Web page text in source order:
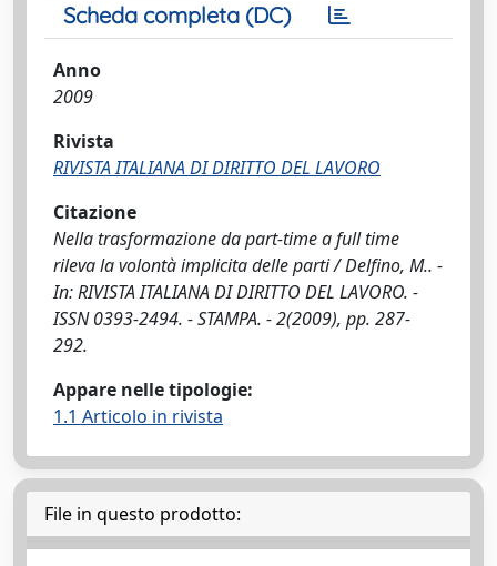
Scheda completa (DC)
Anno
2009
Rivista
RIVISTA ITALIANA DI DIRITTO DEL LAVORO
Citazione
Nella trasformazione da part-time a full time
rileva la volontà implicita delle parti / Delfino, M.. -
In: RIVISTA ITALIANA DI DIRITTO DEL LAVORO. -
ISSN 0393-2494. - STAMPA. - 2(2009), pp. 287-
292.
Appare nelle tipologie:
1.1 Articolo in rivista
File in questo prodotto: